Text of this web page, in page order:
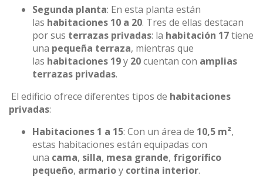
Segunda planta: En esta planta están
las habitaciones 10 a 20. Tres de ellas destacan
por sus terrazas privadas: la habitación 17tiene
una pequeña terraza, mientras que
las habitaciones 19y 20cuentan con amplias
terrazas privadas.
El edificio ofrece diferentes tipos de habitaciones
privadas:
Habitaciones 1 a 15: Con un área de 10,5 m²,
estas habitaciones están equipadas con
una cama, silla, mesa grande, frigorífico
pequeño, armarioy cortina interior.